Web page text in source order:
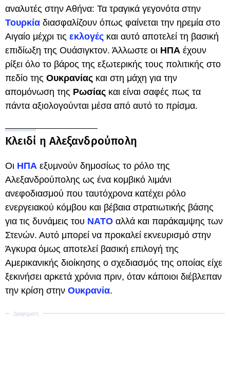
αναλυτές στην Αθήνα: Τα τραγικά γεγονότα στην
Τουρκία διασφαλίζουν όπως φαίνεται την ηρεμία στο
Αιγαίο μέχρι τις εκλογές και αυτό αποτελεί τη βασική
επιδίωξη της Ουάσιγκτον. Άλλωστε οι ΗΠΑ έχουν
ρίξει όλο το βάρος της εξωτερικής τους πολιτικής στο
πεδίο της Ουκρανίας και στη μάχη για την
απομόνωση της Ρωσίας και είναι σαφές πως τα
πάντα αξιολογούνται μέσα από αυτό το πρίσμα.
Κλειδί η Αλεξανδρούπολη
Οι ΗΠΑ εξυμνούν δημοσίως το ρόλο της
Αλεξανδρούπολης ως ένα κομβικό λιμάνι
ανεφοδιασμού που ταυτόχρονα κατέχει ρόλο
ενεργειακού κόμβου και βέβαια στρατιωτικής βάσης
για τις δυνάμεις του ΝΑΤΟ αλλά και παράκαμψης των
Στενών. Αυτό μπορεί να προκαλεί εκνευρισμό στην
Άγκυρα όμως αποτελεί βασική επιλογή της
Αμερικανικής διοίκησης ο σχεδιασμός της οποίας είχε
ξεκινήσει αρκετά χρόνια πριν, όταν κάποιοι διέβλεπαν
την κρίση στην Ουκρανία.